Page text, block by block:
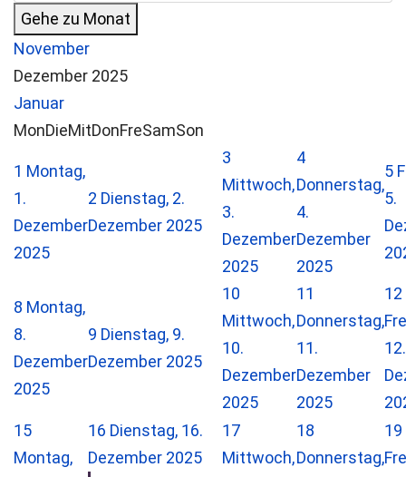
Gehe zu Monat
November
Dezember 2025
Januar
MonDieMitDonFreSamSon
1 Montag,
1.
Dezember
2025
2 Dienstag, 2.
Dezember 2025
3
Mittwoch,
3.
Dezember
2025
4
Donnerstag,
4.
Dezember
2025
5
5.
8 Montag,
8.
Dezember
2025
9 Dienstag, 9.
Dezember 2025
10
Mittwoch,
10.
Dezember
2025
11
Donnerstag,
11.
Dezember
2025
12
12.
15
Montag,
16 Dienstag, 16.
Dezember 2025
17
Mittwoch,
18
Donnerstag,
19